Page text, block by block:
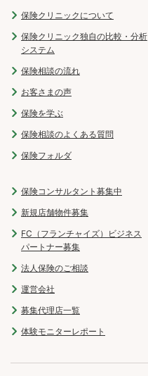
保険クリニックについて
保険クリニック独自の比較・分析
システム
保険相談の流れ
お客さまの声
保険を学ぶ
保険相談のよくある質問
保険フォルダ
保険コンサルタント募集中
新規店舗物件募集
FC（フランチャイズ）ビジネス
パートナー募集
法人保険のご相談
運営会社
募集代理店一覧
体験モニターレポート